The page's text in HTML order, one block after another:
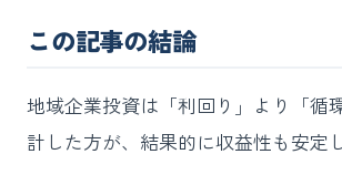
この記事の結論
地域企業投資は「利回り」より「循
計した方が、結果的に収益性も安定